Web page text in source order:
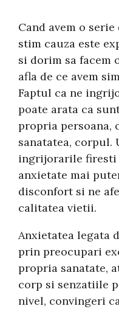
Cand avem o
stim cauza este
si dorim sa facem
afla de ce avem
Faptul ca ne
poate arata ca
propria persoana,
sanatatea, corpul.
ingrijorarile firesti
anxietate mai
disconfort si ne
calitatea vietii.
Anxietatea legata
prin preocupari
propria sanatate,
corp si senzatiile
nivel, convingeri